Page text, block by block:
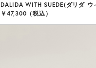
DALIDA WITH SUEDE(ダリダ ウ
￥47,300（税込）